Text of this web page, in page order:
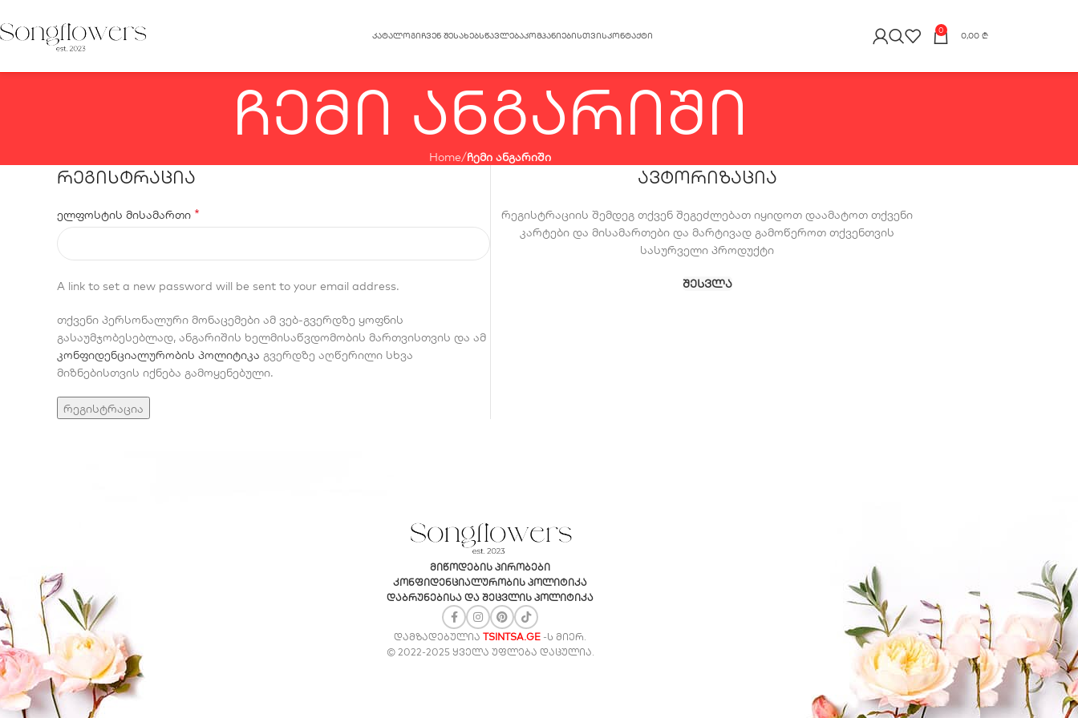
ᲙᲐᲢᲐᲚᲝᲒᲘᲩᲕᲔᲜ ᲨᲔᲡᲐᲮᲔᲑᲡᲬᲐᲕᲚᲔᲑᲐᲙᲝᲛᲞᲐᲜᲘᲔᲑᲘᲡᲗᲕᲘᲡᲙᲝᲜᲢᲐᲥᲢᲘ
0
0,00 ₾
ჩემი ანგარიში
Home ჩემი ანგარიში
ᲠᲔᲒᲘᲡᲢᲠᲐᲪᲘᲐ
ელფოსტის მისამართი *
A link to set a new password will be sent to your email address.
თქვენი პერსონალური მონაცემები ამ ვებ-გვერდზე ყოფნის
გასაუმჯობესებლად, ანგარიშის ხელმისაწვდომობის მართვისთვის და ამ
კონფიდენციალურობის პოლიტიკა გვერდზე აღწერილი სხვა
მიზნებისთვის იქნება გამოყენებული.
რეგისტრაცია
ᲐᲕᲢᲝᲠᲘᲖᲐᲪᲘᲐ
რეგისტრაციის შემდეგ თქვენ შეგეძლებათ იყიდოთ დაამატოთ თქვენი
კარტები და მისამართები და მარტივად გამოწეროთ თქვენთვის
სასურველი პროდუქტი
ᲨᲔᲡᲕᲚᲐ
მიწოდების პირობები
კონფიდენციალურობის პოლიტიკა
დაბრუნებისა და შეცვლის პოლიტიკა
ᲓᲐᲛᲖᲐᲓᲔᲑᲣᲚᲘᲐ TSINTSA.GE -Ს ᲛᲘᲔᲠ.
© 2022-2025 ᲧᲕᲔᲚᲐ ᲣᲤᲚᲔᲑᲐ ᲓᲐᲪᲣᲚᲘᲐ.